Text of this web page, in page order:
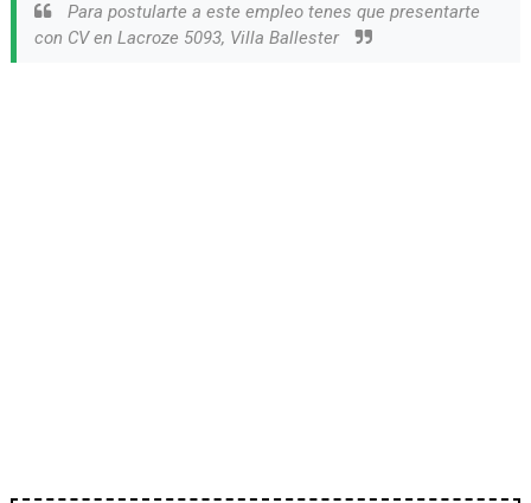
Para postularte a este empleo tenes que presentarte
con CV en Lacroze 5093, Villa Ballester